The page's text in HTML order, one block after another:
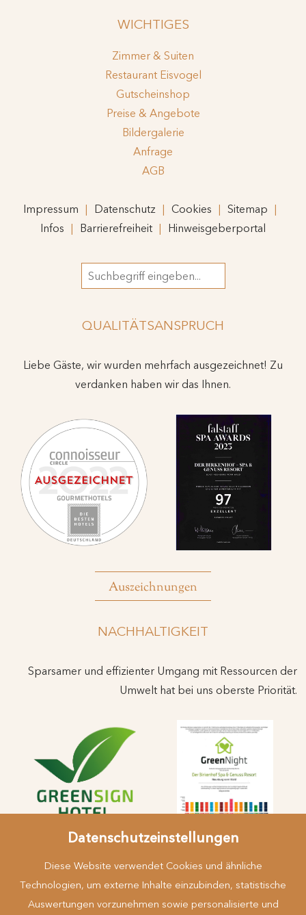
Datenschutzeinstellungen
Diese Website verwendet Cookies und ähnliche
Technologien, um externe Inhalte einzubinden, statistische
Auswertungen vorzunehmen sowie personalisierte und
WICHTIGES
Zimmer & Suiten
Restaurant Eisvogel
Gutscheinshop
Preise & Angebote
Bildergalerie
Anfrage
AGB
Impressum Datenschutz Cookies
Sitemap
Infos
Barrierefreiheit Hinweisgeberportal
Suchbegriff
QUALITÄTSANSPRUCH
Liebe Gäste, wir wurden mehrfach ausgezeichnet! Zu
verdanken haben wir das Ihnen.
Auszeichnungen
NACHHALTIGKEIT
Sparsamer und effizienter Umgang mit Ressourcen der
Umwelt hat bei uns oberste Priorität.